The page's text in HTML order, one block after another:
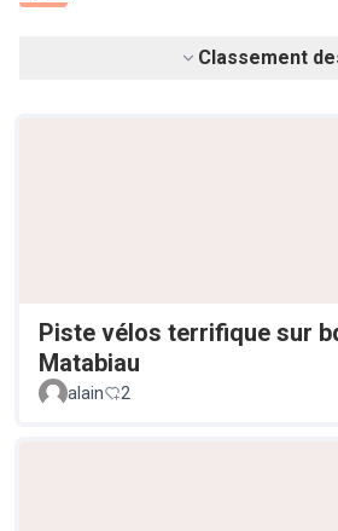
Classement
Piste vélos terrifique sur
Matabiau
alain 2